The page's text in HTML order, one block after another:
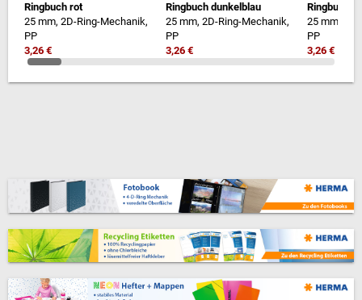
Ringbuch rot
25 mm, 2D-Ring-Mechanik,
PP
3,26 €
Ringbuch dunkelblau
25 mm, 2D-Ring-Mechanik,
PP
3,26 €
Ringbuch
25 mm,
PP
3,26 €